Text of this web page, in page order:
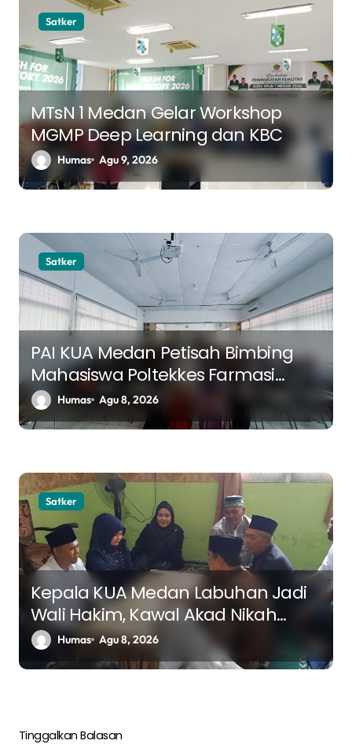
i
p
o
s
Satker
MTsN 1 Medan Gelar Workshop
MGMP Deep Learning dan KBC
Humas Agu 9, 2026
Satker
PAI KUA Medan Petisah Bimbing
Mahasiswa Poltekkes Farmasi
tentang Tujuan Hidup dan
Ketaatan dalam Islam
Humas Agu 8, 2026
Satker
Kepala KUA Medan Labuhan Jadi
Wali Hakim, Kawal Akad Nikah
Menuju Keluarga Samawa
Humas Agu 8, 2026
Tinggalkan Balasan